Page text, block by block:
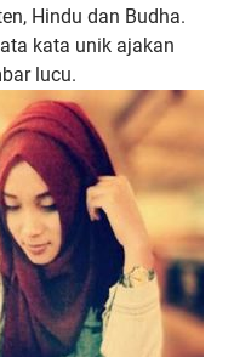
Hindu dan Budha.
kata unik ajakan
lucu.